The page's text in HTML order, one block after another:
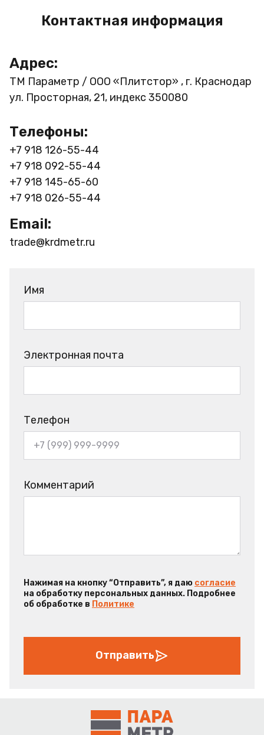
Контактная информация
Адрес:
ТМ Параметр / ООО «Плитстор» , г. Краснодар
ул. Просторная, 21, индекс 350080
Телефоны:
+7 918 126-55-44
+7 918 092-55-44
+7 918 145-65-60
+7 918 026-55-44
Email:
trade@krdmetr.ru
Имя
Электронная почта
Телефон
Комментарий
Нажимая на кнопку “Отправить”, я даю согласие
на обработку персональных данных. Подробнее
об обработке в Политике
Отправить